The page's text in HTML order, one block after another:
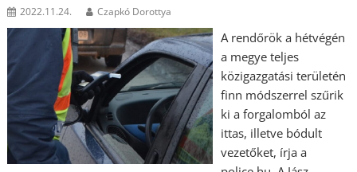
2022.11.24. Czapkó Dorottya
A rendőrök a hétvégén
a megye teljes
közigazgatási területén
finn módszerrel szűrik
ki a forgalomból az
ittas, illetve bódult
vezetőket, írja a